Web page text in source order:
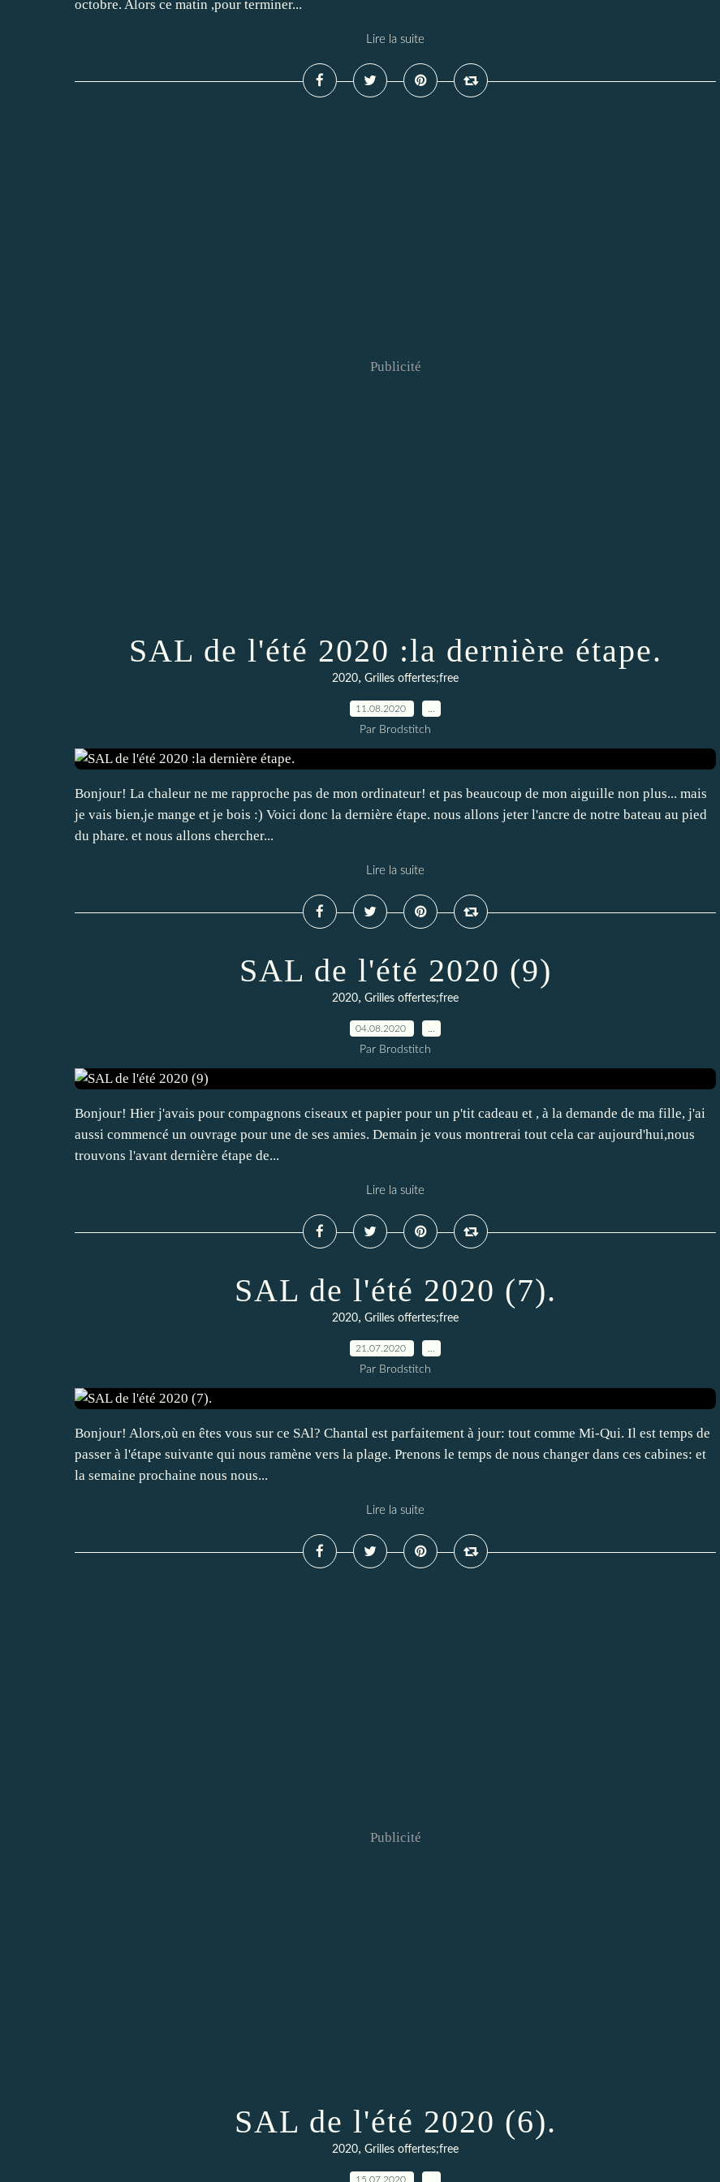
octobre. Alors ce matin ,pour terminer...
Lire la suite
Publicité
SAL de l'été 2020 :la dernière étape.
2020, Grilles offertes;free
11.08.2020
Par Brodstitch
Bonjour! La chaleur ne me rapproche pas de mon ordinateur! et pas beaucoup de mon aiguille non plus... mais
je vais bien,je mange et je bois :) Voici donc la dernière étape. nous allons jeter l'ancre de notre bateau au pied
du phare. et nous allons chercher...
Lire la suite
SAL de l'été 2020 (9)
2020, Grilles offertes;free
04.08.2020
Par Brodstitch
Bonjour! Hier j'avais pour compagnons ciseaux et papier pour un p'tit cadeau et , à la demande de ma fille, j'ai
aussi commencé un ouvrage pour une de ses amies. Demain je vous montrerai tout cela car aujourd'hui,nous
trouvons l'avant dernière étape de...
Lire la suite
SAL de l'été 2020 (7).
2020, Grilles offertes;free
21.07.2020
Par Brodstitch
Bonjour! Alors,où en êtes vous sur ce SAl? Chantal est parfaitement à jour: tout comme Mi-Qui. Il est temps de
passer à l'étape suivante qui nous ramène vers la plage. Prenons le temps de nous changer dans ces cabines: et
la semaine prochaine nous nous...
Lire la suite
Publicité
SAL de l'été 2020 (6).
2020, Grilles offertes;free
15.07.2020